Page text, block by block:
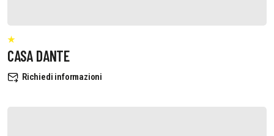
CASA DANTE
Richiedi informazioni